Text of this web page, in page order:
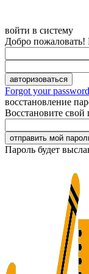
войти в систему
Добро пожаловать!
Forgot your
восстановление
Восстановите свой
Пароль будет